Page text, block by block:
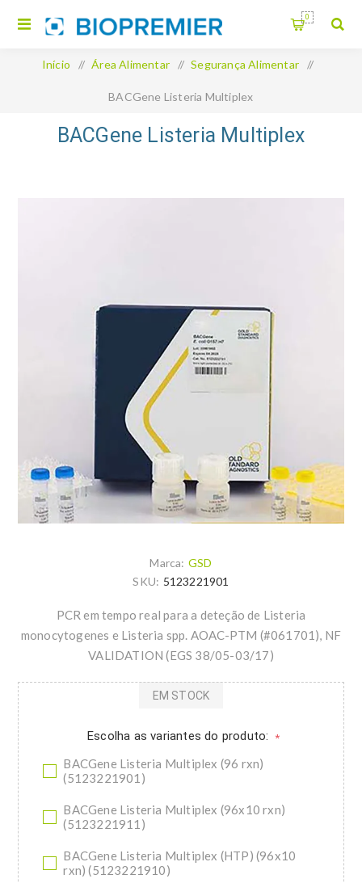
0
Início / Área Alimentar / Segurança Alimentar /
BACGene Listeria Multiplex
BACGene Listeria Multiplex
Marca: GSD
SKU: 5123221901
PCR em tempo real para a deteção de Listeria
monocytogenes e Listeria spp. AOAC-PTM (#061701), NF
VALIDATION (EGS 38/05-03/17)
Escolha as variantes do produto: *
BACGene Listeria Multiplex (96 rxn)
(5123221901)
BACGene Listeria Multiplex (96x10 rxn)
(5123221911)
BACGene Listeria Multiplex (HTP) (96x10
rxn) (5123221910)
EM STOCK